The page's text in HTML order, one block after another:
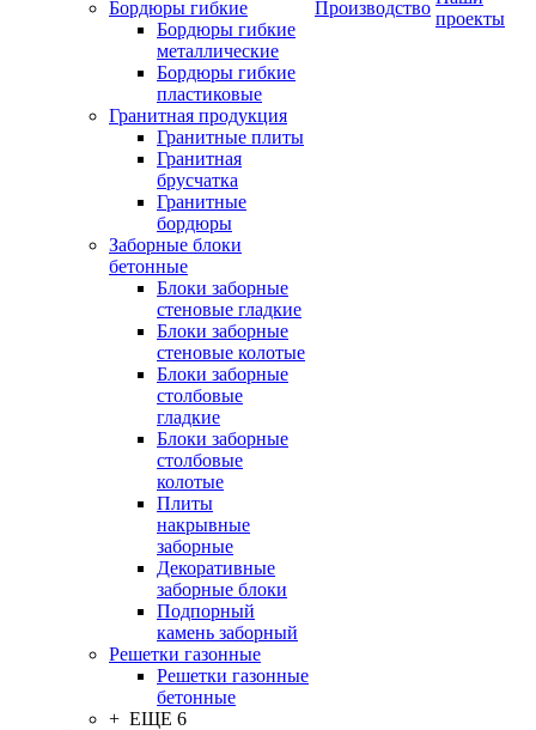
Бордюры гибкие
Бордюры гибкие
металлические
Бордюры гибкие
пластиковые
Гранитная продукция
Гранитные плиты
Гранитная
брусчатка
Гранитные
бордюры
Заборные блоки
бетонные
Блоки заборные
стеновые гладкие
Блоки заборные
стеновые колотые
Блоки заборные
столбовые
гладкие
Блоки заборные
столбовые
колотые
Плиты
накрывные
заборные
Декоративные
заборные блоки
Подпорный
камень заборный
Решетки газонные
Решетки газонные
бетонные
+ ЕЩЕ 6
Производство
проекты